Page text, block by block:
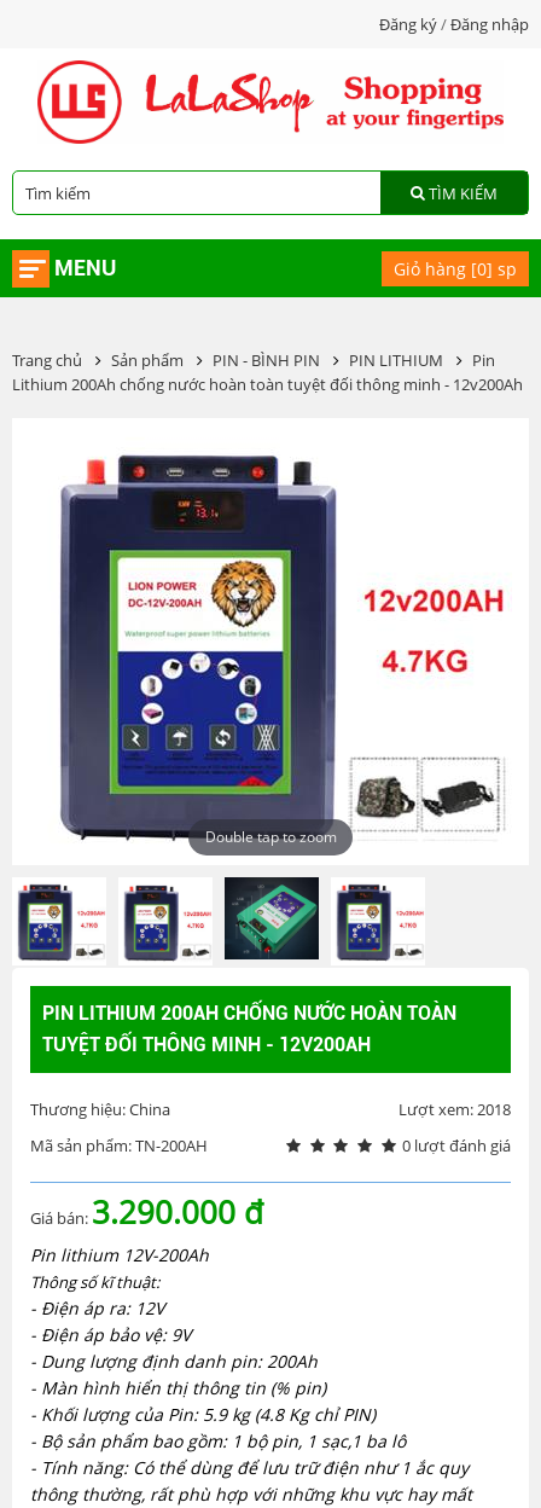
Đăng ký/Đăng nhập
TÌM KIẾM
MENU Giỏ hàng [0] sp
Trang chủ Sản phẩm PIN - BÌNH PIN PIN LITHIUM
Pin
Lithium 200Ah chống nước hoàn toàn tuyệt đối thông minh - 12v200Ah
Double tap to zoom
PIN LITHIUM 200AH CHỐNG NƯỚC HOÀN TOÀN
TUYỆT ĐỐI THÔNG MINH - 12V200AH
Thương hiệu: China
Lượt xem: 2018
Mã sản phẩm: TN-200AH
0 lượt đánh giá
Giá bán: 3.290.000 đ
Pin lithium 12V-200Ah
Thông số kĩ thuật:
- Điện áp ra: 12V
- Điện áp bảo vệ: 9V
- Dung lượng định danh pin: 200Ah
- Màn hình hiển thị thông tin (% pin)
- Khối lượng của Pin: 5.9 kg (4.8 Kg chỉ PIN)
- Bộ sản phẩm bao gồm:1 bộ pin, 1 sạc,1 ba lô
- Tính năng:Có thể dùng để lưu trữ điện như 1 ắc quy
thông thường, rất phù hợp với những khu vực hay mất